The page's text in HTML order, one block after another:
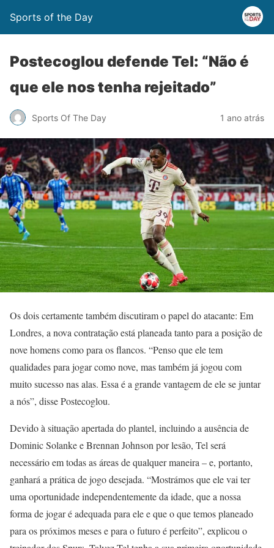
Sports of the Day
Postecoglou defende Tel: “Não é
que ele nos tenha rejeitado”
Sports Of The Day 1 ano atrás
Os dois certamente também discutiram o papel do atacante: Em
Londres, a nova contratação está planeada tanto para a posição de
nove homens como para os flancos. “Penso que ele tem
qualidades para jogar como nove, mas também já jogou com
muito sucesso nas alas. Essa é a grande vantagem de ele se juntar
a nós”, disse Postecoglou.
Devido à situação apertada do plantel, incluindo a ausência de
Dominic Solanke e Brennan Johnson por lesão, Tel será
necessário em todas as áreas de qualquer maneira – e, portanto,
ganhará a prática de jogo desejada. “Mostrámos que ele vai ter
uma oportunidade independentemente da idade, que a nossa
forma de jogar é adequada para ele e que o que temos planeado
para os próximos meses e para o futuro é perfeito”, explicou o